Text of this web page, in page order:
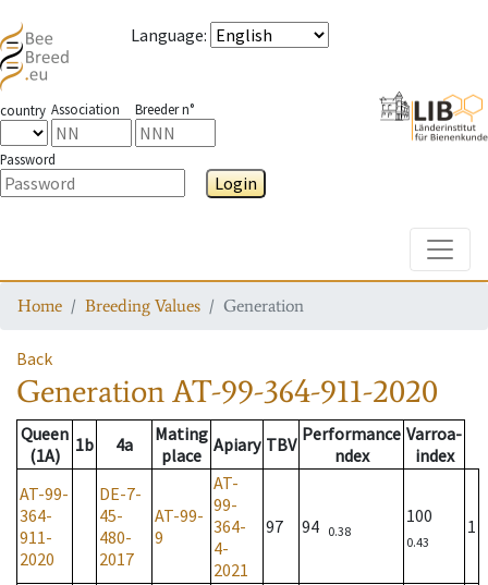
Language:
country Association Breeder n°
Password
Login
Home Breeding Values Generation
Back
GenerationAT-99-364-911-2020
Queen
(1A)
1b 4a
Mating
place Apiary TBV Performance
ndex
Varroa-
index
AT-99-
364-
911-
2020
DE-7-
45-
480-
2017
AT-99-
9
AT-
99-
364-
4-
2021
97 94 0.38
100
0.43
1